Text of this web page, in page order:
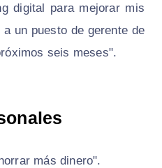
digital para mejorar mis
un puesto de gerente de
seis meses".
más dinero".